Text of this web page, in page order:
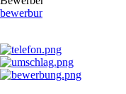
bewerbung@stb-becker-